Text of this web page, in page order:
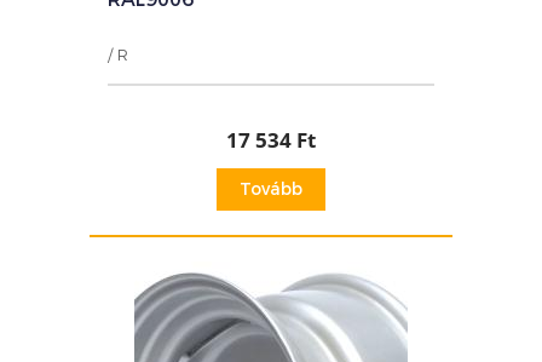
/ R
17 534 Ft
Tovább